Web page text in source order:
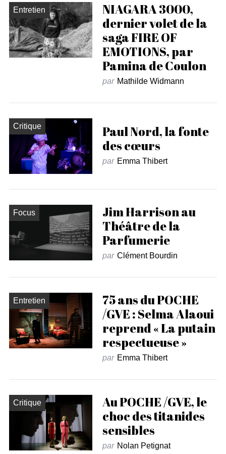
Entretien
NIAGARA 3000,
dernier volet de la
saga FIRE OF
EMOTIONS, par
Pamina de Coulon
par Mathilde Widmann
Critique
Paul Nord, la fonte
des cœurs
par Emma Thibert
Focus
Jim Harrison au
Théâtre de la
Parfumerie
par Clément Bourdin
Entretien
75 ans du POCHE
/GVE : Selma Alaoui
reprend « La putain
respectueuse »
par Emma Thibert
Critique
Au POCHE /GVE, le
choc des titanides
sensibles
par Nolan Petignat